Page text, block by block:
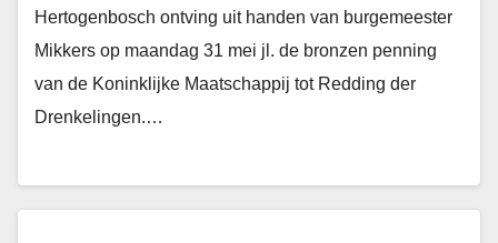
Hertogenbosch ontving uit handen van burgemeester
Mikkers op maandag 31 mei jl. de bronzen penning
van de Koninklijke Maatschappij tot Redding der
Drenkelingen.…